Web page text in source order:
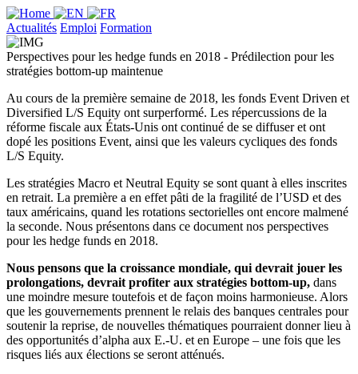
Actualités Emploi Formation
Perspectives pour les hedge funds en 2018 - Prédilection pour les
stratégies bottom-up maintenue
Au cours de la première semaine de 2018, les fonds Event Driven et
Diversified L/S Equity ont surperformé. Les répercussions de la
réforme fiscale aux États-Unis ont continué de se diffuser et ont
dopé les positions Event, ainsi que les valeurs cycliques des fonds
L/S Equity.
Les stratégies Macro et Neutral Equity se sont quant à elles inscrites
en retrait. La première a en effet pâti de la fragilité de l’USD et des
taux américains, quand les rotations sectorielles ont encore malmené
la seconde. Nous présentons dans ce document nos perspectives
pour les hedge funds en 2018.
Nous pensons que la croissance mondiale, qui devrait jouer les
prolongations, devrait profiter aux stratégies bottom-up, dans
une moindre mesure toutefois et de façon moins harmonieuse. Alors
que les gouvernements prennent le relais des banques centrales pour
soutenir la reprise, de nouvelles thématiques pourraient donner lieu à
des opportunités d’alpha aux E.-U. et en Europe – une fois que les
risques liés aux élections se seront atténués.